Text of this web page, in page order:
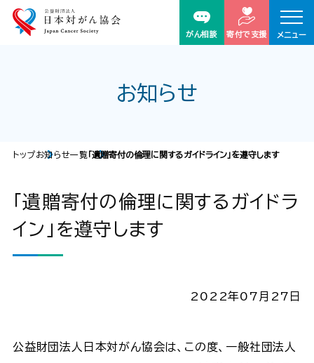
がん相談 寄付で支援 メニュー
お知らせ
トップお知らせ一覧 「遺贈寄付の倫理に関するガイドライン」を遵守します
「遺贈寄付の倫理に関するガイドラ
イン」を遵守します
2022年07月27日
公益財団法人日本対がん協会は、この度、一般社団法人